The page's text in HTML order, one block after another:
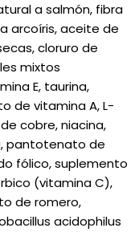
a salmón, fibra
arcoíris, aceite de
cloruro de
mixtos
E, taurina,
de vitamina A, L-
cobre, niacina,
pantotenato de
fólico, suplemento
(vitamina C),
de romero,
acidophilus